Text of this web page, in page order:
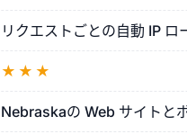
リクエストごとの自動 IP ロ
★★★
Nebraskaの Web サイトと